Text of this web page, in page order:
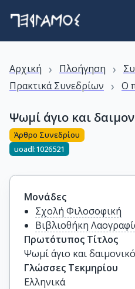
Αρχική › Πλοήγηση ›
Πρακτικά Συνεδρίων › Ο
Ψωμί άγιο και
Άρθρο Συνεδρίου
uoadl:1026521
Μονάδες
Σχολή Φιλοσοφική
Βιβλιοθήκη
Πρωτότυπος Τίτλος
Ψωμί άγιο και δαιμονικό
Γλώσσες Τεκμηρίου
Ελληνικά